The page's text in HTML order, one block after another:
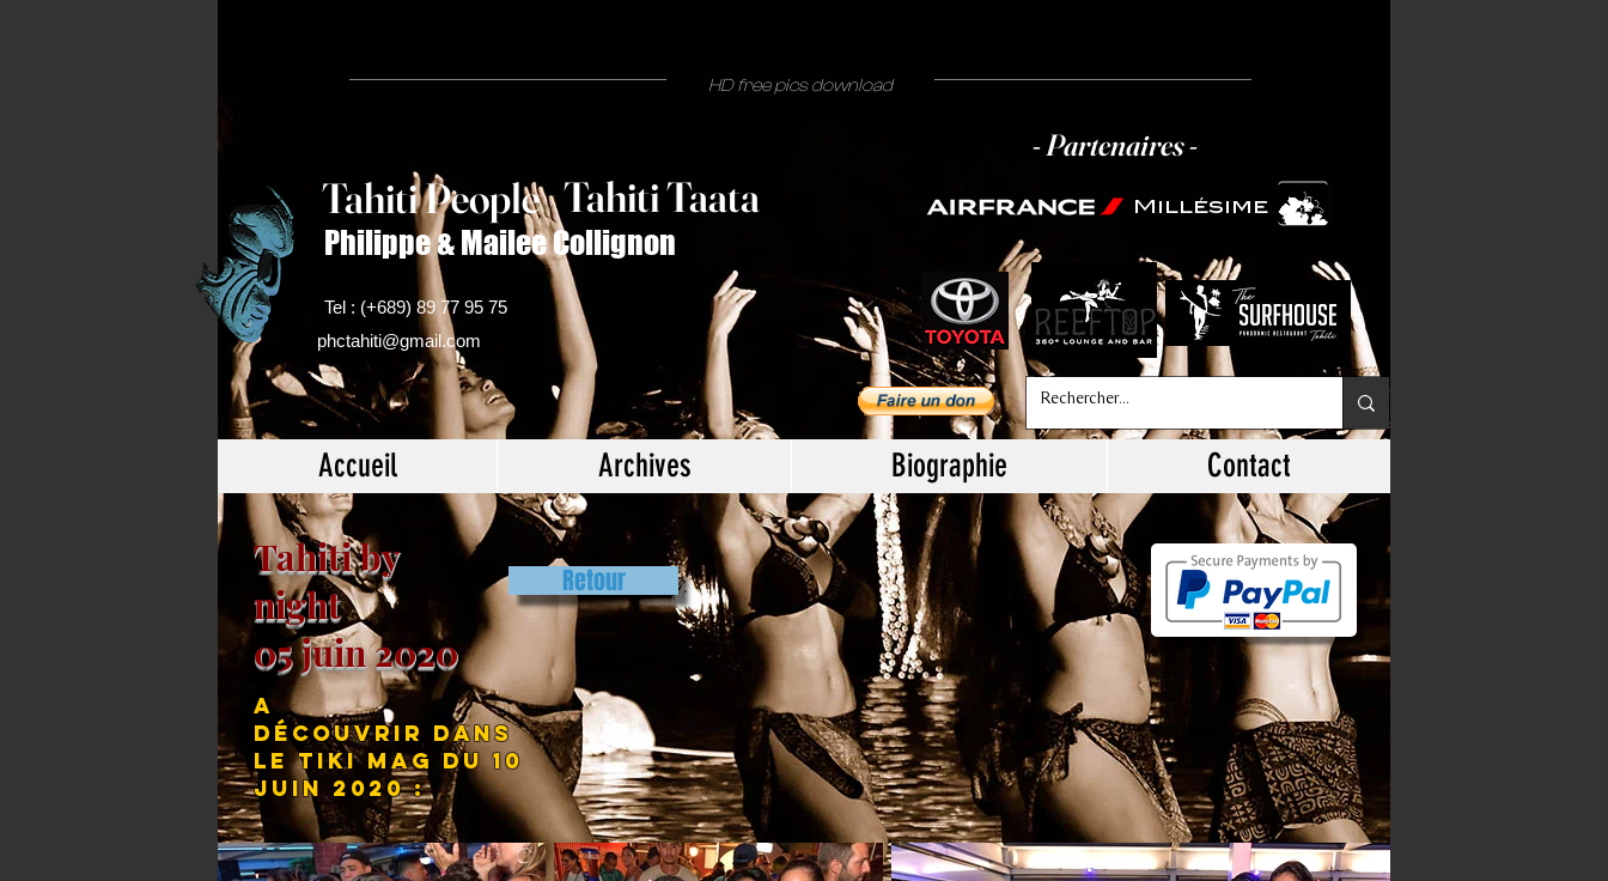
HD free pics download
Tahiti People /
Philippe & Mailee Collignon
Tel : (+689) 89 77 95 75
phctahiti@gmail.com
- Partenaires -
Millésime
Tahiti Taata
Accueil Archives Biographie Contact
Tahiti by
night
05 juin 2020
Retour
A
découvrir dans
le Tiki Mag du 10
juin 2020 :